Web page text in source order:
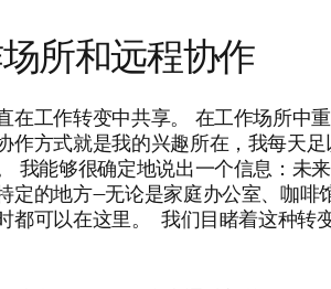
所和远程协作
在工作转变中共享。 在工作场所中
作方式就是我的兴趣所在，我每天足
我能够很确定地说出一个信息：未
定的地方—无论是家庭办公室、咖啡
都可以在这里。 我们目睹着这种转